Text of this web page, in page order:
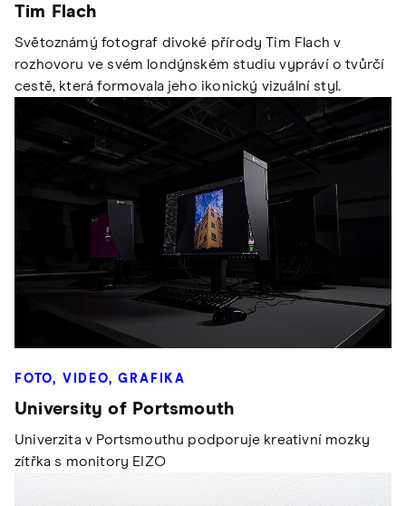
Tim Flach
Světoznámý fotograf divoké přírody Tim Flach v
rozhovoru ve svém londýnském studiu vypráví o tvůrčí
cestě, která formovala jeho ikonický vizuální styl.
FOTO, VIDEO, GRAFIKA
University of Portsmouth
Univerzita v Portsmouthu podporuje kreativní mozky
zítřka s monitory EIZO